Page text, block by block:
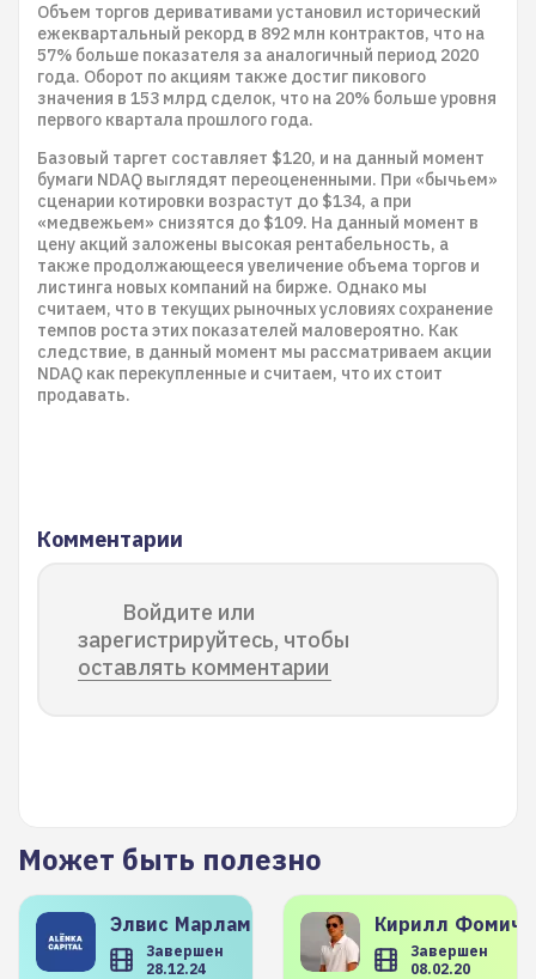
Объем торгов деривативами установил исторический
ежеквартальный рекорд в 892 млн контрактов, что на
57% больше показателя за аналогичный период 2020
года. Оборот по акциям также достиг пикового
значения в 153 млрд сделок, что на 20% больше уровня
первого квартала прошлого года.
Базовый таргет составляет $120, и на данный момент
бумаги NDAQ выглядят переоцененными. При «бычьем»
сценарии котировки возрастут до $134, а при
«медвежьем» снизятся до $109. На данный момент в
цену акций заложены высокая рентабельность, а
также продолжающееся увеличение объема торгов и
листинга новых компаний на бирже. Однако мы
считаем, что в текущих рыночных условиях сохранение
темпов роста этих показателей маловероятно. Как
следствие, в данный момент мы рассматриваем акции
NDAQ как перекупленные и считаем, что их стоит
продавать.
Комментарии
Войдите или
зарегистрируйтесь, чтобы
оставлять комментарии
Может быть полезно
Элвис Марламов
Завершен
28.12.24
Кирилл
Завершен
08.02.20